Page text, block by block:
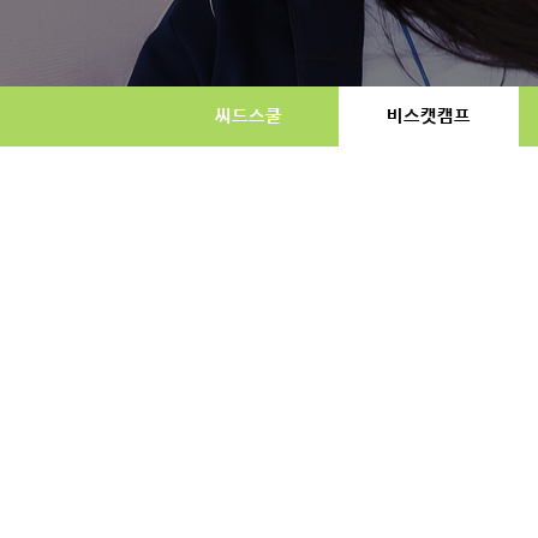
씨드스쿨 비스캣캠프